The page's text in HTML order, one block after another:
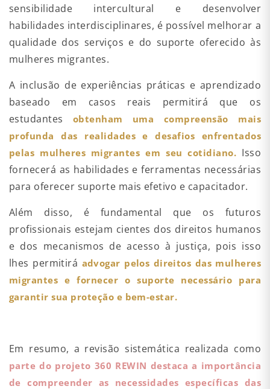
sensibilidade intercultural e desenvolver
habilidades interdisciplinares, é possível melhorar a
qualidade dos serviços e do suporte oferecido às
mulheres migrantes.
A inclusão de experiências práticas e aprendizado
baseado em casos reais permitirá que os
estudantes obtenham uma compreensão mais
profunda das realidades e desafios enfrentados
pelas mulheres migrantes em seu cotidiano. Isso
fornecerá as habilidades e ferramentas necessárias
para oferecer suporte mais efetivo e capacitador.
Além disso, é fundamental que os futuros
profissionais estejam cientes dos direitos humanos
e dos mecanismos de acesso à justiça, pois isso
lhes permitirá advogar pelos direitos das mulheres
migrantes e fornecer o suporte necessário para
garantir sua proteção e bem-estar.
Em resumo, a revisão sistemática realizada como
parte do projeto 360 REWIN destaca a importância
de compreender as necessidades específicas das